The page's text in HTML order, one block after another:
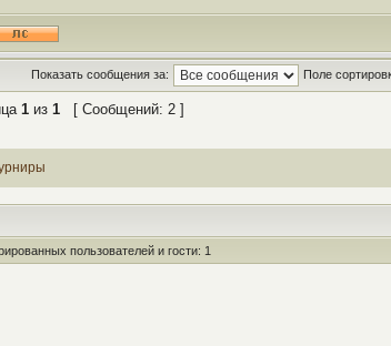
Показать сообщения за: Поле
1 из 1 [ Сообщений: 2 ]
пользователей и гости: 1